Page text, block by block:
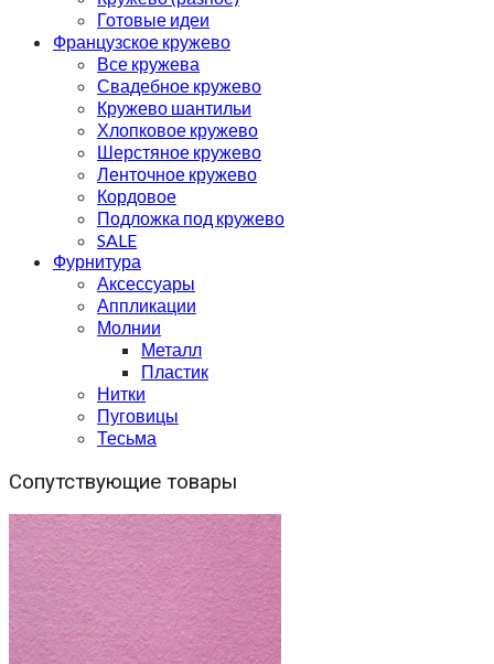
Готовые идеи
Французское кружево
Все кружева
Свадебное кружево
Кружево шантильи
Хлопковое кружево
Шерстяное кружево
Ленточное кружево
Кордовое
Подложка под кружево
SALE
Фурнитура
Аксессуары
Аппликации
Молнии
Металл
Пластик
Нитки
Пуговицы
Тесьма
Сопутствующие товары